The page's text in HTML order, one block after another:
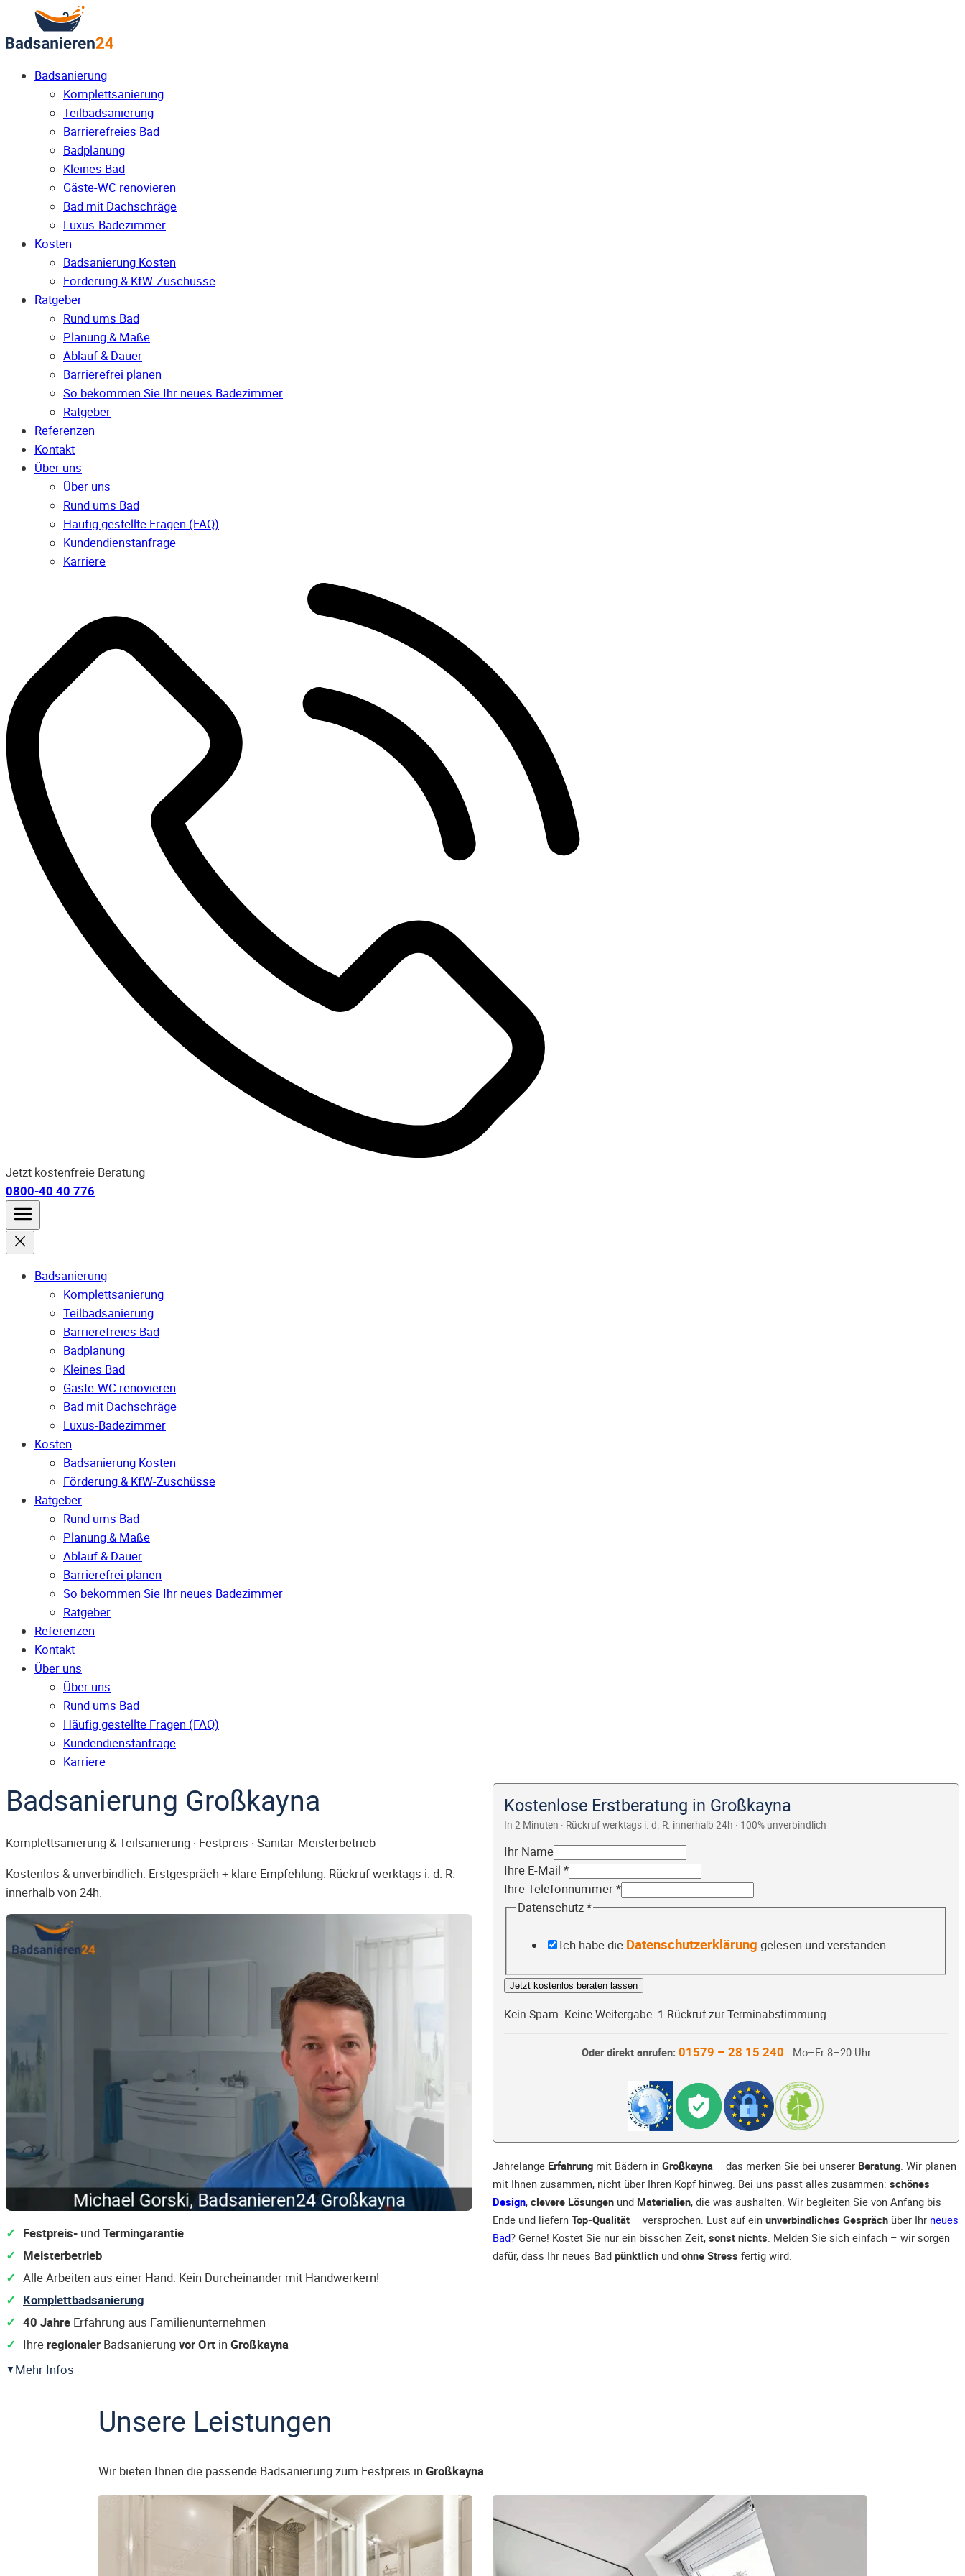
Badsanierung
Komplettsanierung
Teilbadsanierung
Barrierefreies Bad
Badplanung
Kleines Bad
Gäste-WC renovieren
Bad mit Dachschräge
Luxus-Badezimmer
Kosten
Badsanierung Kosten
Förderung & KfW-Zuschüsse
Ratgeber
Rund ums Bad
Planung & Maße
Ablauf & Dauer
Barrierefrei planen
So bekommen Sie Ihr neues Badezimmer
Ratgeber
Referenzen
Kontakt
Über uns
Über uns
Rund ums Bad
Häufig gestellte Fragen (FAQ)
Kunden­dienst­anfrage
Karriere
Jetzt kostenfreie Beratung
0800-40 40 776
Badsanierung
Komplettsanierung
Teilbadsanierung
Barrierefreies Bad
Badplanung
Kleines Bad
Gäste-WC renovieren
Bad mit Dachschräge
Luxus-Badezimmer
Kosten
Badsanierung Kosten
Förderung & KfW-Zuschüsse
Ratgeber
Rund ums Bad
Planung & Maße
Ablauf & Dauer
Barrierefrei planen
So bekommen Sie Ihr neues Badezimmer
Ratgeber
Referenzen
Kontakt
Über uns
Über uns
Rund ums Bad
Häufig gestellte Fragen (FAQ)
Kunden­dienst­anfrage
Karriere
Badsanierung Großkayna
Komplettsanierung & Teilsanierung · Festpreis · Sanitär-Meisterbetrieb
Kostenlos & unverbindlich: Erstgespräch + klare Empfehlung. Rückruf werktags i. d. R.
innerhalb von 24h.
Festpreis- undTermingarantie
Meisterbetrieb
Alle Arbeiten aus einer Hand: Kein Durcheinander mit Handwerkern!
Komplettbadsanierung
40 Jahre Erfahrung aus Familienunternehmen
Ihre regionaler Badsanierungvor Ort in Großkayna
Mehr Infos
Kostenlose Erstberatung in Großkayna
In 2 Minuten · Rückruf werktags i. d. R. innerhalb 24h · 100% unverbindlich
Ihr Name
Ihre E-Mail *
Ihre Telefonnummer*
Datenschutz*
Ich habe die Datenschutzerklärung gelesen und verstanden.
Jetzt kostenlos beraten lassen
Kein Spam. Keine Weitergabe. 1 Rückruf zur Terminabstimmung.
Oder direkt anrufen: 01579 – 28 15 240 · Mo–Fr 8–20 Uhr
Jahrelange Erfahrung mit Bädern in Großkayna – das merken Sie bei unserer Beratung. Wir planen
mit Ihnen zusammen, nicht über Ihren Kopf hinweg. Bei uns passt alles zusammen: schönes
Design, clevere Lösungen und Materialien, die was aushalten. Wir begleiten Sie von Anfang bis
Ende und liefern Top-Qualität – versprochen. Lust auf ein unverbindliches Gespräch über Ihr neues
Bad? Gerne! Kostet Sie nur ein bisschen Zeit, sonst nichts. Melden Sie sich einfach – wir sorgen
dafür, dass Ihr neues Bad pünktlich und ohne Stress fertig wird.
Unsere Leistungen
Wir bieten Ihnen die passende Badsanierung zum Festpreis in Großkayna.